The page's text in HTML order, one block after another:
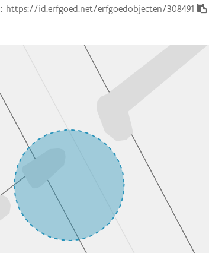
https://id.erfgoed.net/erfgoedobjecten/308491